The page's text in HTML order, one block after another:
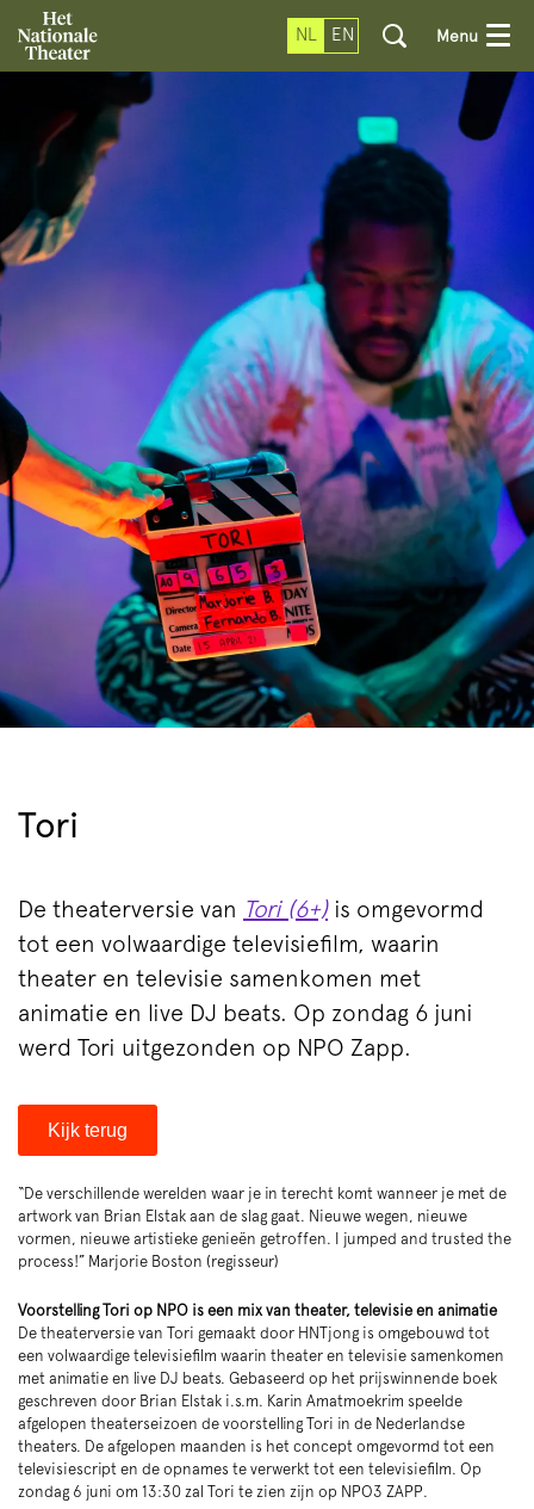
NL EN Menu
Tori
De theaterversie van Tori (6+)is omgevormd
tot een volwaardige televisiefilm, waarin
theater en televisie samenkomen met
animatie en live DJ beats. Op zondag 6 juni
werd Tori uitgezonden op NPO Zapp.
Kijk terug
“De verschillende werelden waar je in terecht komt wanneer je met de
artwork van Brian Elstak aan de slag gaat. Nieuwe wegen, nieuwe
vormen, nieuwe artistieke genieën getroffen. I jumped and trusted the
process!” Marjorie Boston (regisseur)
Voorstelling Tori op NPO is een mix van theater, televisie en animatie
De theaterversie van Tori gemaakt door HNTjong is omgebouwd tot
een volwaardige televisiefilm waarin theater en televisie samenkomen
met animatie en live DJ beats. Gebaseerd op het prijswinnende boek
geschreven door Brian Elstak i.s.m. Karin Amatmoekrim speelde
afgelopen theaterseizoen de voorstelling Tori in de Nederlandse
theaters. De afgelopen maanden is het concept omgevormd tot een
televisiescript en de opnames te verwerkt tot een televisiefilm. Op
zondag 6 juni om 13:30 zal Tori te zien zijn op NPO3 ZAPP.
Inzoomen